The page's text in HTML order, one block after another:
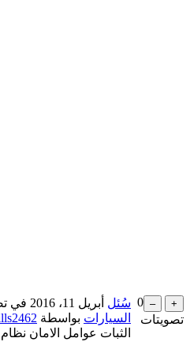
0
تصويتات
سُئل أبريل 11، 2016 في
السيارات بواسطة
الثبات عوامل الامان